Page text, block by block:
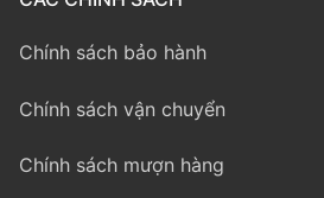
Chính sách bảo hành
Chính sách vận chuyển
Chính sách mượn hàng